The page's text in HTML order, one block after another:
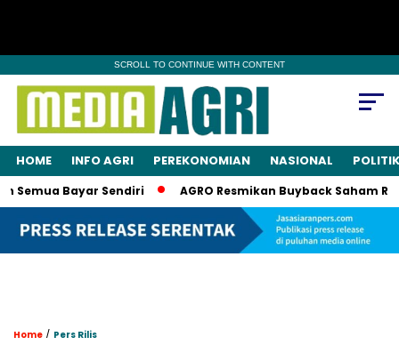
SCROLL TO CONTINUE WITH CONTENT
HOME INFO AGRI PEREKONOMIAN NASIONAL POLITIK
Bayar Sendiri AGRO Resmikan Buyback Saham
Home / Pers Rilis